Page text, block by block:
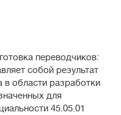
переводчиков:
собой результат
в области разработки
для
45.05.01